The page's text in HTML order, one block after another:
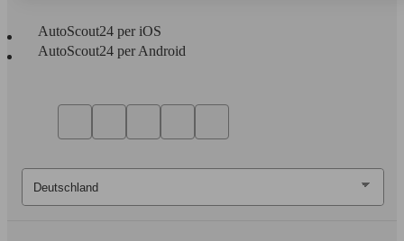
AutoScout24 per iOS
AutoScout24 per Android